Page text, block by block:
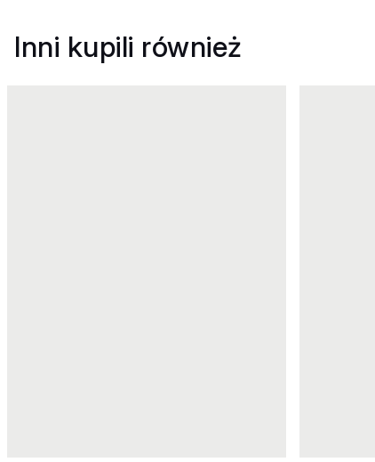
Inni kupili również